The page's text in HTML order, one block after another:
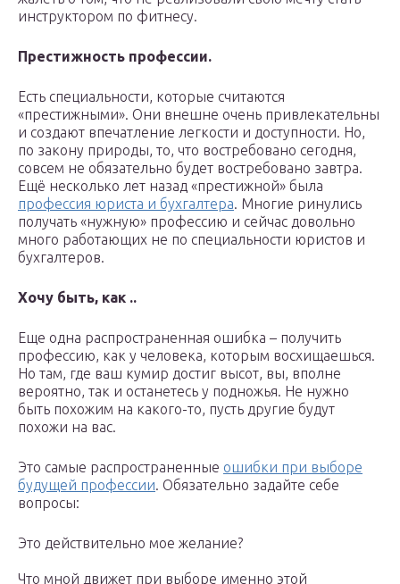
инструктором по фитнесу.
Престижность профессии.
Есть специальности, которые считаются
«престижными». Они внешне очень привлекательны
и создают впечатление легкости и доступности. Но,
по закону природы, то, что востребовано сегодня,
совсем не обязательно будет востребовано завтра.
Ещё несколько лет назад «престижной» была
профессия юриста и бухгалтера. Многие ринулись
получать «нужную» профессию и сейчас довольно
много работающих не по специальности юристов и
бухгалтеров.
Хочу быть, как ..
Еще одна распространенная ошибка – получить
профессию, как у человека, которым восхищаешься.
Но там, где ваш кумир достиг высот, вы, вполне
вероятно, так и останетесь у подножья. Не нужно
быть похожим на какого-то, пусть другие будут
похожи на вас.
Это самые распространенные ошибки при выборе
будущей профессии. Обязательно задайте себе
вопросы:
Это действительно мое желание?
Что мной движет при выборе именно этой